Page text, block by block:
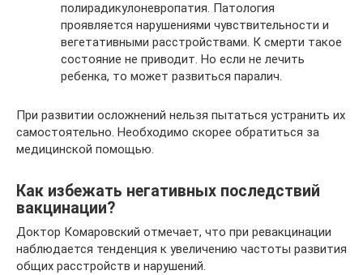
полирадикулоневропатия. Патология
проявляется нарушениями чувствительности и
вегетативными расстройствами. К смерти такое
состояние не приводит. Но если не лечить
ребенка, то может развиться паралич.
При развитии осложнений нельзя пытаться устранить их
самостоятельно. Необходимо скорее обратиться за
медицинской помощью.
Как избежать негативных последствий
вакцинации?
Доктор Комаровский отмечает, что при ревакцинации
наблюдается тенденция к увеличению частоты развития
общих расстройств и нарушений.